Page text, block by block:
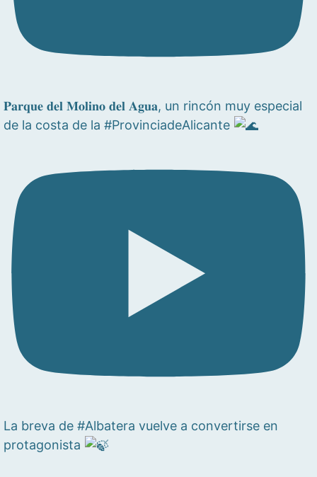
𝐏𝐚𝐫𝐪𝐮𝐞 𝐝𝐞𝐥 𝐌𝐨𝐥𝐢𝐧𝐨 𝐝𝐞𝐥 𝐀𝐠𝐮𝐚, un rincón muy especial
de la costa de la #ProvinciadeAlicante
La breva de #Albatera vuelve a convertirse en
protagonista